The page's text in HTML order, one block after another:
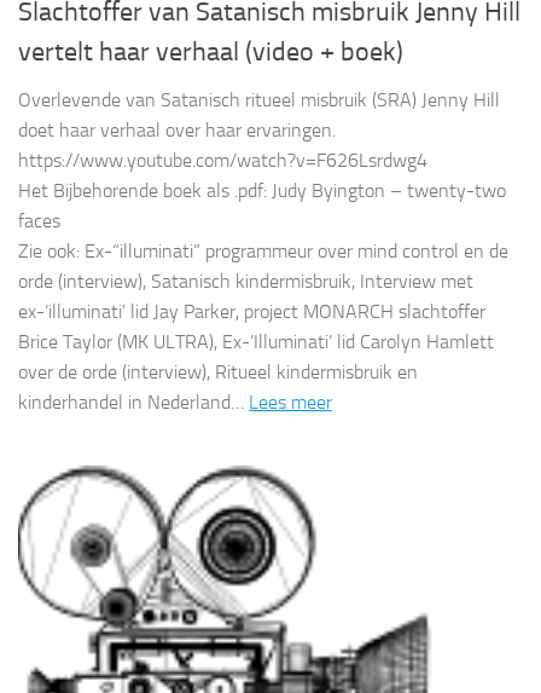
Slachtoffer van Satanisch misbruik Jenny Hill
vertelt haar verhaal (video + boek)
Overlevende van Satanisch ritueel misbruik (SRA) Jenny Hill
doet haar verhaal over haar ervaringen.
https://www.youtube.com/watch?v=F626Lsrdwg4
Het Bijbehorende boek als .pdf: Judy Byington – twenty-two
faces
Zie ook: Ex-“illuminati” programmeur over mind control en de
orde (interview), Satanisch kindermisbruik, Interview met
ex-’illuminati’ lid Jay Parker, project MONARCH slachtoffer
Brice Taylor (MK ULTRA), Ex-’Illuminati’ lid Carolyn Hamlett
over de orde (interview), Ritueel kindermisbruik en
kinderhandel in Nederland… Lees meer